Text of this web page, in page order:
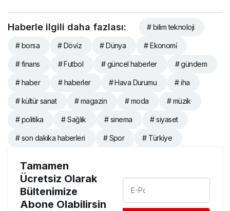
Haberle ilgili daha fazlası: # bilim teknoloji
# borsa # Dövi̇z # Dünya # Ekonomi̇
# finans # Futbol # güncel haberler # gündem
# haber # haberler # Hava Durumu # iha
# kültür sanat # magazin # moda # müzik
# politika # Sağlık # sinema # siyaset
# son dakika haberleri # Spor # Türki̇ye
Tamamen
Ücretsiz Olarak
Bültenimize
Abone Olabilirsin